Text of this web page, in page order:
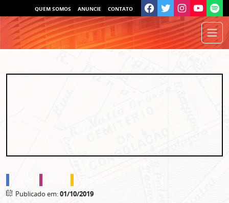
QUEM SOMOS ANUNCIE CONTATO
Publicado em:01/10/2019